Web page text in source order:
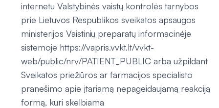
internetu Valstybinės vaistų kontrolės tarnybos
prie Lietuvos Respublikos sveikatos apsaugos
ministerijos Vaistinių preparatų informacinėje
sistemoje https://vapris.vvkt.lt/vvkt-
web/public/nrv/PATIENT_PUBLIC arba užpildant
Sveikatos priežiūros ar farmacijos specialisto
pranešimo apie įtariamą nepageidaujamą reakciją
formą, kuri skelbiama